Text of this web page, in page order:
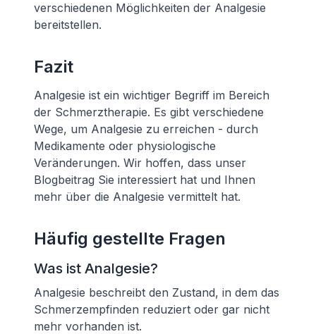
verschiedenen Möglichkeiten der Analgesie
bereitstellen.
Fazit
Analgesie ist ein wichtiger Begriff im Bereich
der Schmerztherapie. Es gibt verschiedene
Wege, um Analgesie zu erreichen - durch
Medikamente oder physiologische
Veränderungen. Wir hoffen, dass unser
Blogbeitrag Sie interessiert hat und Ihnen
mehr über die Analgesie vermittelt hat.
Häufig gestellte Fragen
Was ist Analgesie?
Analgesie beschreibt den Zustand, in dem das
Schmerzempfinden reduziert oder gar nicht
mehr vorhanden ist.